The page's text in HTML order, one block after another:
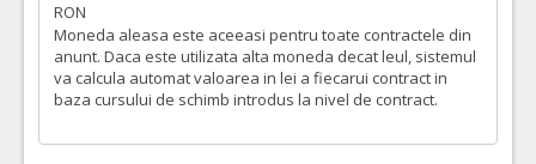
RON
Moneda aleasa este aceeasi pentru toate contractele din
anunt. Daca este utilizata alta moneda decat leul, sistemul
va calcula automat valoarea in lei a fiecarui contract in
baza cursului de schimb introdus la nivel de contract.